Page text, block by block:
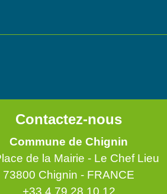
Contactez-nous
Commune de Chignin
de la Mairie - Le Chef Lieu
73800 Chignin - FRANCE
+33 4 79 28 10 12